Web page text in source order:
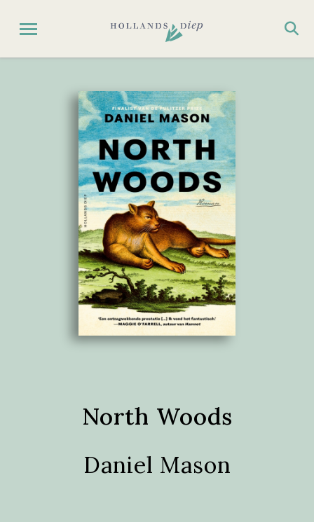
North Woods
Daniel Mason